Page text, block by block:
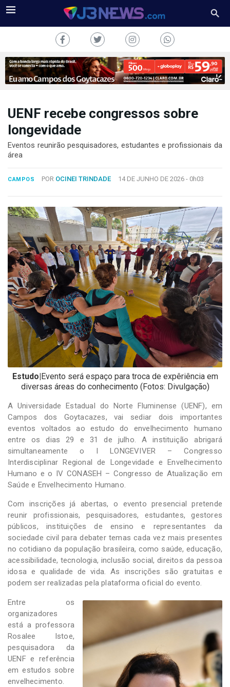
TV
CONOSCO
Copyright
2024
Desenvolvido
por
Hesea
Tecnologia
Sistemas
UENF recebe congressos sobre
longevidade
Eventos reunirão pesquisadores, estudantes e profissionais da
área
CAMPOS POR OCINEI TRINDADE 14 DE JUNHO DE 2026 - 0h03
Estudo|Evento será espaço para troca de expêriência em
diversas áreas do conhecimento (Fotos: Divulgação)
A Universidade Estadual do Norte Fluminense (UENF), em
Campos dos Goytacazes, vai sediar dois importantes
eventos voltados ao estudo do envelhecimento humano
entre os dias 29 e 31 de julho. A instituição abrigará
simultaneamente o I LONGEVIVER – Congresso
Interdisciplinar Regional de Longevidade e Envelhecimento
Humano e o IV CONASEH – Congresso de Atualização em
Saúde e Envelhecimento Humano.
Com inscrições já abertas, o evento presencial pretende
reunir profissionais, pesquisadores, estudantes, gestores
públicos, instituições de ensino e representantes da
sociedade civil para debater temas cada vez mais presentes
no cotidiano da população brasileira, como saúde, educação,
acessibilidade, tecnologia, inclusão social, direitos da pessoa
idosa e qualidade de vida. As inscrições são gratuitas e
podem ser realizadas pela plataforma oficial do evento.
Entre os
organizadores
está a professora
Rosalee Istoe,
pesquisadora da
UENF e referência
em estudos sobre
envelhecimento.